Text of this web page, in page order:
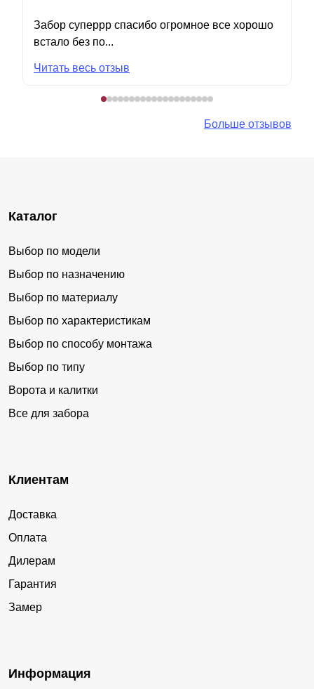
Забор суперрр спасибо огромное все хорошо
встало без по...
Читать весь отзыв
Больше отзывов
Каталог
Выбор по модели
Выбор по назначению
Выбор по материалу
Выбор по характеристикам
Выбор по способу монтажа
Выбор по типу
Ворота и калитки
Все для забора
Клиентам
Доставка
Оплата
Дилерам
Гарантия
Замер
Информация